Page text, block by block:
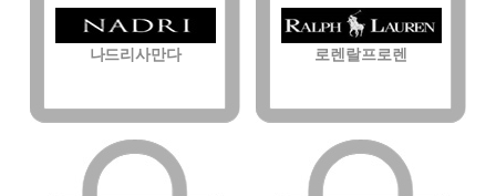
나드리사만다 로렌랄프로렌